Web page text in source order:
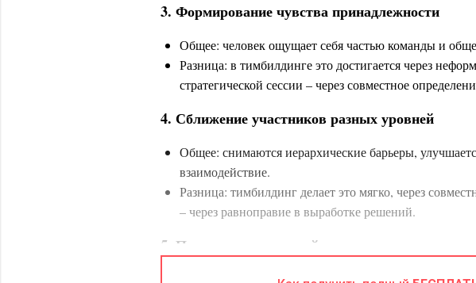
3. Формирование чувства принадлежности
Общее: человек ощущает себя частью команды и
Разница: в тимбилдинге это достигается через
стратегической сессии – через совместное
4. Сближение участников разных уровней
Общее: снимаются иерархические барьеры,
взаимодействие.
Разница: тимбилдинг делает это мягко, через
– через равноправие в выработке решений.
5. Поддержка изменений в компании
Общее: оба могут использоваться как часть